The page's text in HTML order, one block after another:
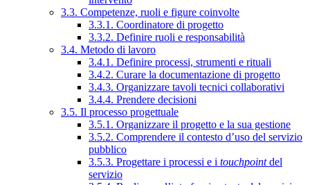
3.3. Competenze, ruoli e figure coinvolte
3.3.1. Coordinatore di progetto
3.3.2. Definire ruoli e responsabilità
3.4. Metodo di lavoro
3.4.1. Definire processi, strumenti e rituali
3.4.2. Curare la documentazione di progetto
3.4.3. Organizzare tavoli tecnici collaborativi
3.4.4. Prendere decisioni
3.5. Il processo progettuale
3.5.1. Organizzare il progetto e la sua gestione
3.5.2. Comprendere il contesto d’uso del servizio
pubblico
3.5.3. Progettare i processi e i touchpointdel
servizio